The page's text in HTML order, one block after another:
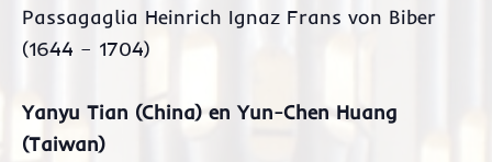
Passagaglia Heinrich Ignaz Frans von Biber
(1644 – 1704)
Yanyu Tian (China) en Yun-Chen Huang
(Taiwan)